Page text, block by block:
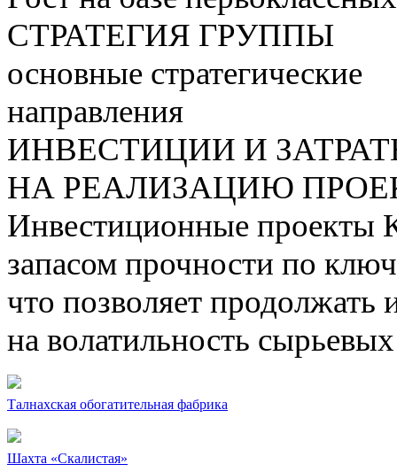
СТРАТЕГИЯ ГРУППЫ
основные стратегические
направления
ИНВЕСТИЦИИ И
НА РЕАЛИЗАЦИЮ
Инвестиционные проекты
запасом прочности по
что позволяет продолжать
на волатильность
Талнахская обогатительная фабрика
Шахта «Скалистая»